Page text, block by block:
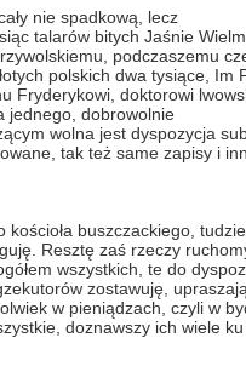
nie spadkową, lecz
talarów bitych Jaśnie
podczaszemu
polskich dwa tysiące, Im
Fryderykowi, doktorowi
jednego, dobrowolnie
wolna jest dyspozycja
tak też same zapisy i
buszczackiego,
Resztę zaś rzeczy
wszystkich, te do
zostawuję,
w pieniądzach, czyli w
doznawszy ich wiele